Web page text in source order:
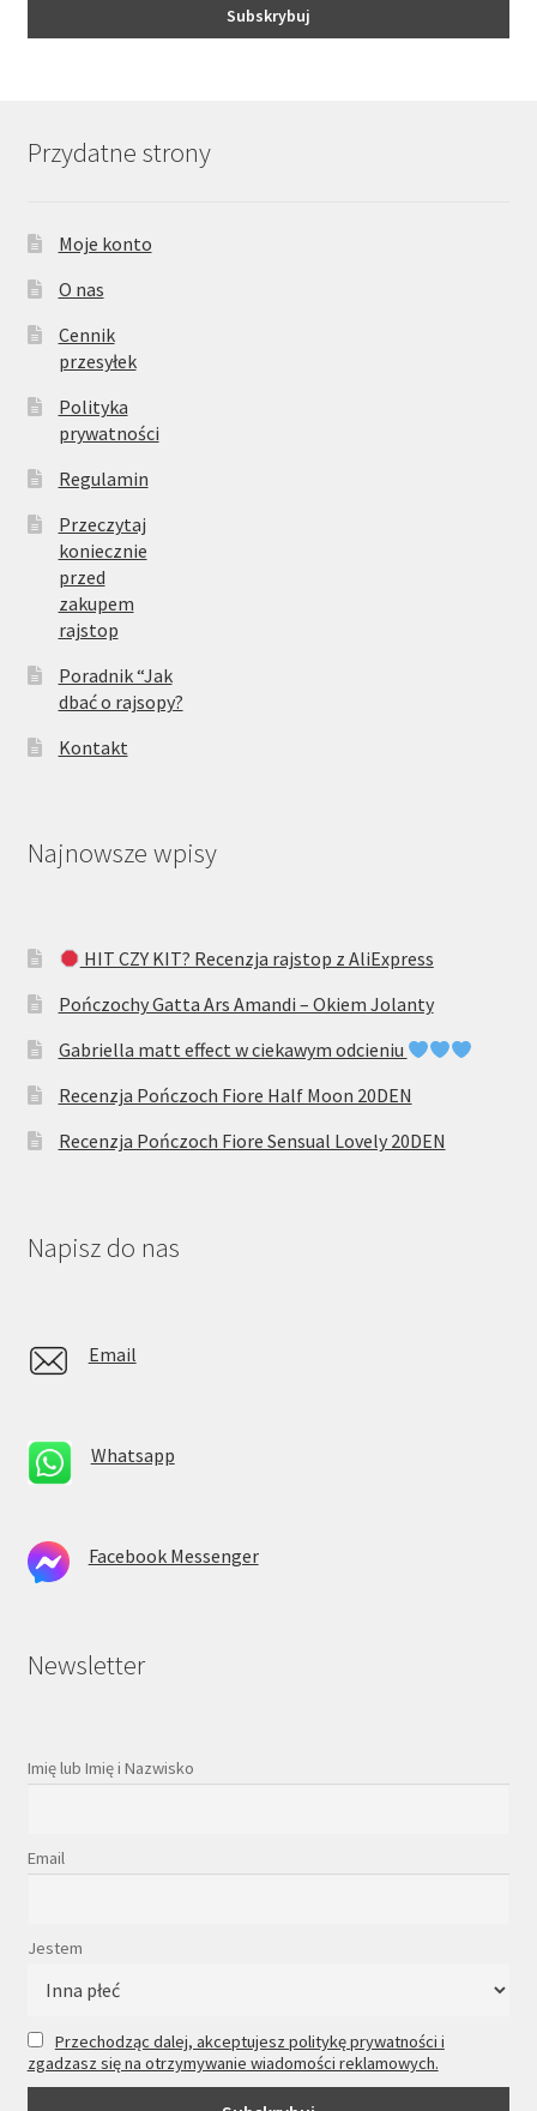
Przydatne strony
Moje konto
O nas
Cennik
przesyłek
Polityka
prywatności
Regulamin
Przeczytaj
koniecznie
przed
zakupem
rajstop
Poradnik “Jak
dbać o rajsopy?
Kontakt
Najnowsze wpisy
HIT CZY KIT? Recenzja rajstop z AliExpress
Pończochy Gatta Ars Amandi – Okiem Jolanty
Gabriella matt effect w ciekawym odcieniu
Recenzja Pończoch Fiore Half Moon 20DEN
Recenzja Pończoch Fiore Sensual Lovely 20DEN
Napisz do nas
Email
Whatsapp
Facebook Messenger
Newsletter
Imię lub Imię i Nazwisko
Email
Jestem
Przechodząc dalej, akceptujesz politykę prywatności i
zgadzasz się na otrzymywanie wiadomości reklamowych.